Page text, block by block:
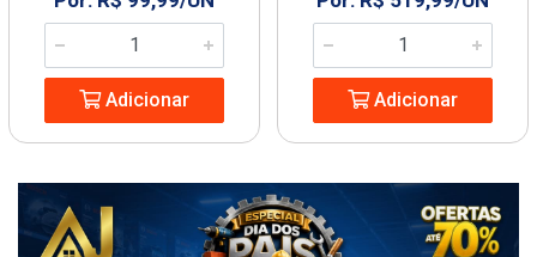
Adicionar Adicionar